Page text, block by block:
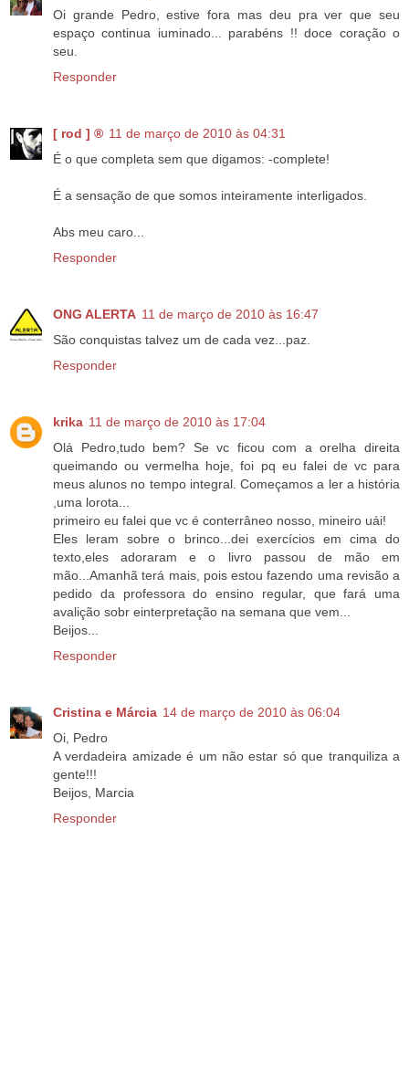
Oi grande Pedro, estive fora mas deu pra ver que seu
espaço continua iuminado... parabéns !! doce coração o
seu.
Responder
[ rod ] ® 11 de março de 2010 às 04:31
É o que completa sem que digamos: -complete!
É a sensação de que somos inteiramente interligados.
Abs meu caro...
Responder
ONG ALERTA 11 de março de 2010 às 16:47
São conquistas talvez um de cada vez...paz.
Responder
krika 11 de março de 2010 às 17:04
Olá Pedro,tudo bem? Se vc ficou com a orelha direita
queimando ou vermelha hoje, foi pq eu falei de vc para
meus alunos no tempo integral. Começamos a ler a história
,uma lorota...
primeiro eu falei que vc é conterrâneo nosso, mineiro uái!
Eles leram sobre o brinco...dei exercícios em cima do
texto,eles adoraram e o livro passou de mão em
mão...Amanhã terá mais, pois estou fazendo uma revisão a
pedido da professora do ensino regular, que fará uma
avalição sobr einterpretação na semana que vem...
Beijos...
Responder
Cristina e Márcia 14 de março de 2010 às 06:04
Oi, Pedro
A verdadeira amizade é um não estar só que tranquiliza a
gente!!!
Beijos, Marcia
Responder